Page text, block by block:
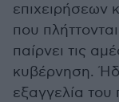
επιχειρήσεων
που
παίρνει τις
κυβέρνηση.
εξαγγελία